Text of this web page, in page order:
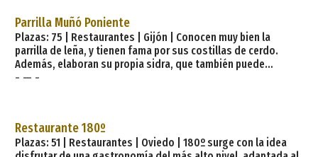
hechos con las recetas más tradicionales
Parrilla Muñó Poniente
Plazas: 75 | Restaurantes | Gijón | Conocen muy bien la
parrilla de leña, y tienen fama por sus costillas de cerdo.
Además, elaboran su propia sidra, que también puede
armonizarse con chipirones a la plancha, tortos, patatas tres
marinero, cosmopolita, festivo y hospital
- — -
Restaurante 180º
Plazas: 51 | Restaurantes | Oviedo | 180º surge con la idea